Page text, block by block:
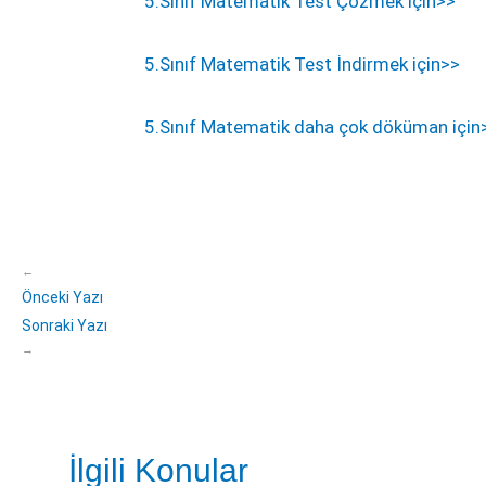
5.Sınıf Matematik Test İndirmek için>>
5.Sınıf Matematik daha çok döküman
←
Önceki Yazı
Sonraki Yazı
→
İlgili Konular